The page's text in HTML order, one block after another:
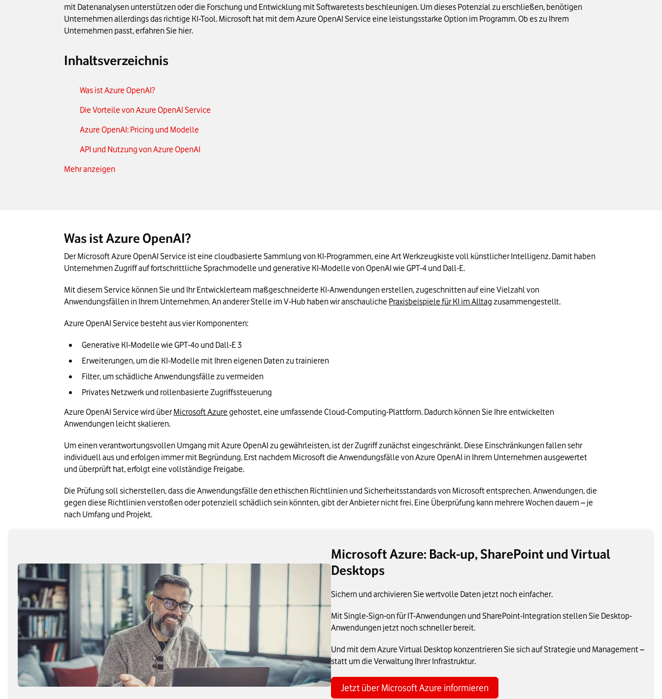
mit Datenanalysen unterstützen oder die Forschung und Entwicklung mit Softwaretests beschleunigen. Um dieses Potenzial zu erschließen, benötigen
Unternehmen allerdings das richtige KI-Tool. Microsoft hat mit dem Azure OpenAI Service eine leistungsstarke Option im Programm. Ob es zu Ihrem
Unternehmen passt, erfahren Sie hier.
Inhaltsverzeichnis
Was ist Azure OpenAI?
Die Vorteile von Azure OpenAI Service
Azure OpenAI: Pricing und Modelle
API und Nutzung von Azure OpenAI
Anwendungsmöglichkeiten für Ihr Unternehmen
Mehr anzeigen
Was ist Azure OpenAI?
Der Microsoft Azure OpenAI Service ist eine cloudbasierte Sammlung von KI-Programmen, eine Art Werkzeugkiste voll künstlicher Intelligenz. Damit haben
Unternehmen Zugriff auf fortschrittliche Sprachmodelle und generative KI-Modelle von OpenAI wie GPT-4 und Dall-E.
Mit diesem Service können Sie und Ihr Entwicklerteam maßgeschneiderte KI-Anwendungen erstellen, zugeschnitten auf eine Vielzahl von
Anwendungsfällen in Ihrem Unternehmen. An anderer Stelle im V-Hub haben wir anschauliche Praxisbeispiele für KI im Alltag zusammengestellt.
Azure OpenAI Service besteht aus vier Komponenten:
Generative KI-Modelle wie GPT-4o und Dall-E 3
Erweiterungen, um die KI-Modelle mit Ihren eigenen Daten zu trainieren
Filter, um schädliche Anwendungsfälle zu vermeiden
Privates Netzwerk und rollenbasierte Zugriffssteuerung
Azure OpenAI Service wird über Microsoft Azure gehostet, eine umfassende Cloud-Computing-Plattform. Dadurch können Sie Ihre entwickelten
Anwendungen leicht skalieren.
Um einen verantwortungsvollen Umgang mit Azure OpenAI zu gewährleisten, ist der Zugriff zunächst eingeschränkt. Diese Einschränkungen fallen sehr
individuell aus und erfolgen immer mit Begründung. Erst nachdem Microsoft die Anwendungsfälle von Azure OpenAI in Ihrem Unternehmen ausgewertet
und überprüft hat, erfolgt eine vollständige Freigabe.
Die Prüfung soll sicherstellen, dass die Anwendungsfälle den ethischen Richtlinien und Sicherheitsstandards von Microsoft entsprechen. Anwendungen, die
gegen diese Richtlinien verstoßen oder potenziell schädlich sein könnten, gibt der Anbieter nicht frei. Eine Überprüfung kann mehrere Wochen dauern – je
nach Umfang und Projekt.
Microsoft Azure: Back-up, SharePoint und Virtual
Desktops
Sichern und archivieren Sie wertvolle Daten jetzt noch einfacher.
Mit Single-Sign-on für IT-Anwendungen und SharePoint-Integration stellen Sie Desktop-
Anwendungen jetzt noch schneller bereit.
Und mit dem Azure Virtual Desktop konzentrieren Sie sich auf Strategie und Management –
statt um die Verwaltung Ihrer Infrastruktur.
Jetzt über Microsoft Azure informieren